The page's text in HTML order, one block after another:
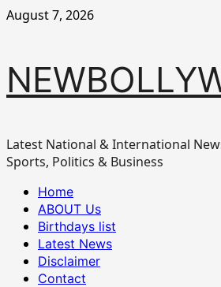
Skip
August 7, 2026
Latest National & International
Sports, Politics & Business
Primary
Menu
Home
ABOUT Us
Birthdays list
Latest News
Disclaimer
Contact